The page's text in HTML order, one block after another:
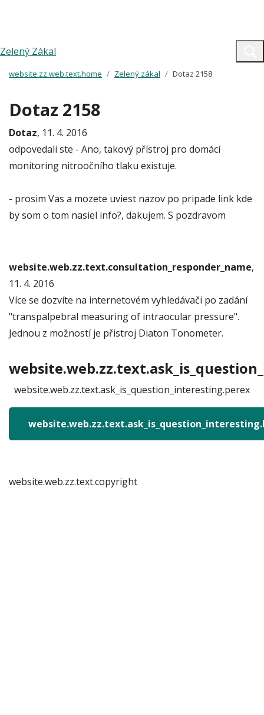
Zelený Zákal
website.zz.web.text.home Zelený zákal Dotaz 2158
Dotaz 2158
Dotaz, 11. 4. 2016
odpovedali ste - Ano, takový přístroj pro domácí
monitoring nitroočního tlaku existuje.
- prosim Vas a mozete uviest nazov po pripade link kde
by som o tom nasiel info?, dakujem. S pozdravom
website.web.zz.text.consultation_responder_name,
11. 4. 2016
Více se dozvíte na internetovém vyhledávači po zadání
"transpalpebral measuring of intraocular pressure".
Jednou z možností je přistroj Diaton Tonometer.
website.web.zz.text.ask_is_question_interesting.perex
website.web.zz.text.copyright